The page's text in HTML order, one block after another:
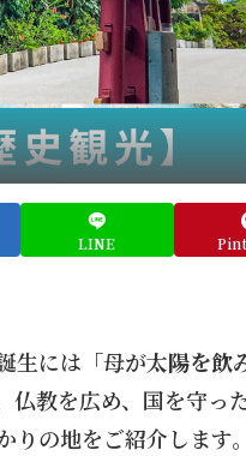
LINE
生には「母が太陽を飲
教を広め、国を守っ
の地をご紹介します。